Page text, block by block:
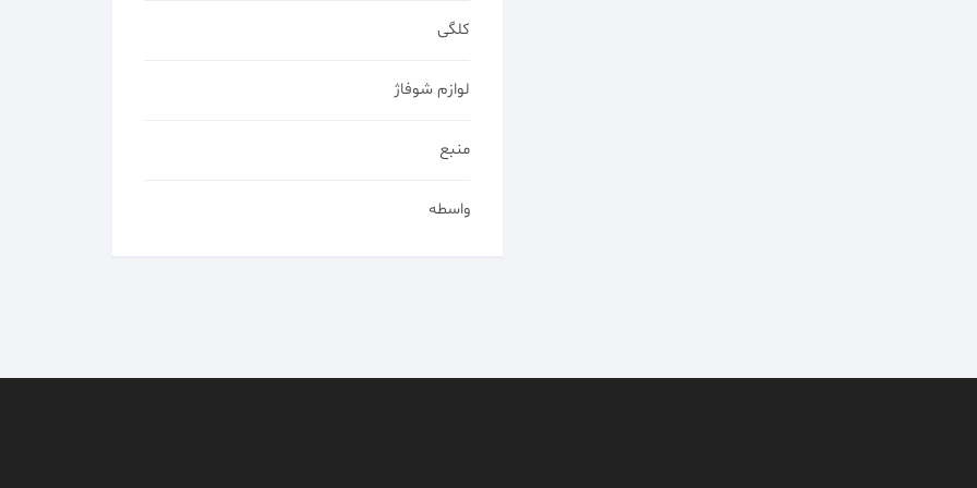
کلگی
لوازم شوفاژ
منبع
واسطه